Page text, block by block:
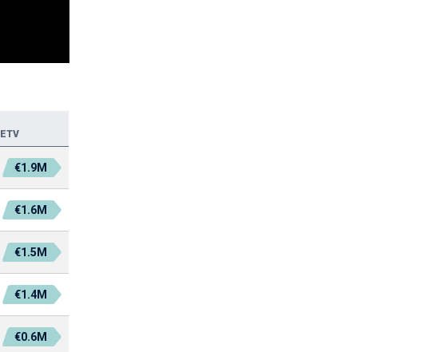
ETV
€1.9M
€1.6M
€1.5M
€1.4M
€0.6M